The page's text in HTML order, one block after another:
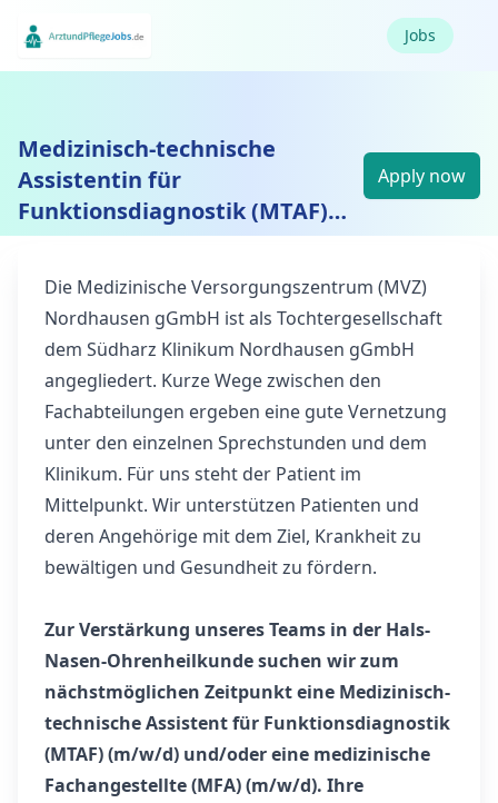
Jobs
Medizinisch-technische
Assistentin für
Funktionsdiagnostik (MTAF)
(m/w/d) und/oder MFA in der
HNO-Sprechstunde im MVZ
Nordhausen
Apply now
Die Medizinische Versorgungszentrum (MVZ)
Nordhausen gGmbH ist als Tochtergesellschaft
dem Südharz Klinikum Nordhausen gGmbH
angegliedert. Kurze Wege zwischen den
Fachabteilungen ergeben eine gute Vernetzung
unter den einzelnen Sprechstunden und dem
Klinikum. Für uns steht der Patient im
Mittelpunkt. Wir unterstützen Patienten und
deren Angehörige mit dem Ziel, Krankheit zu
bewältigen und Gesundheit zu fördern.
Zur Verstärkung unseres Teams in der Hals-
Nasen-Ohrenheilkunde suchen wir zum
nächstmöglichen Zeitpunkt eine Medizinisch-
technische Assistent für Funktionsdiagnostik
(MTAF) (m/w/d) und/oder eine medizinische
Fachangestellte (MFA) (m/w/d). Ihre